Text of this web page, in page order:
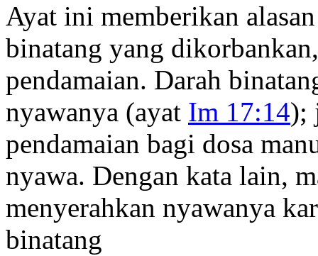
Ayat ini memberikan
binatang yang
pendamaian. Darah
nyawanya (ayat Im 17:14);
pendamaian bagi dosa
nyawa. Dengan kata lain,
menyerahkan nyawanya
binatang